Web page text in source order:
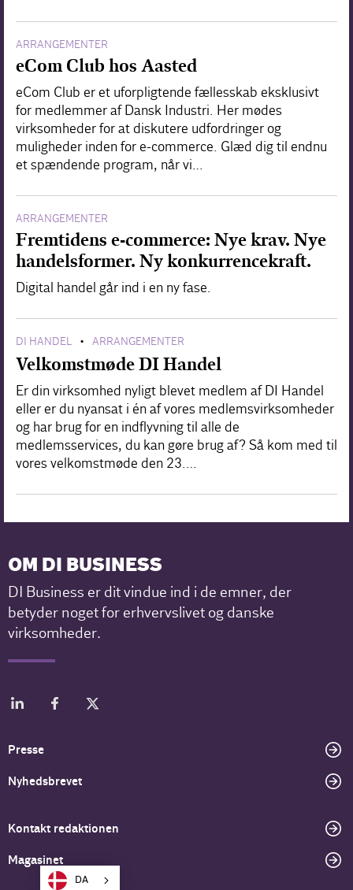
ARRANGEMENTER
eCom Club hos Aasted
eCom Club er et uforpligtende fællesskab eksklusivt
for medlemmer af Dansk Industri. Her mødes
virksomheder for at diskutere udfordringer og
muligheder inden for e-commerce. Glæd dig til endnu
et spændende program, når vi…
ARRANGEMENTER
Fremtidens e-commerce: Nye krav. Nye
handelsformer. Ny konkurrencekraft.
Digital handel går ind i en ny fase.
DI HANDEL • ARRANGEMENTER
Velkomstmøde DI Handel
Er din virksomhed nyligt blevet medlem af DI Handel
eller er du nyansat i én af vores medlemsvirksomheder
og har brug for en indflyvning til alle de
medlemsservices, du kan gøre brug af? Så kom med til
vores velkomstmøde den 23.…
OM DI BUSINESS
DI Business er dit vindue ind i de emner, der
betyder noget for erhvervslivet og danske
virksomheder.
Presse
Nyhedsbrevet
Kontakt redaktionen
Magasinet
DA